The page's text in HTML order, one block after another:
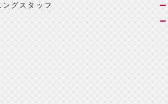
ングスタッフ